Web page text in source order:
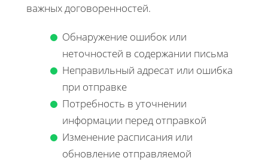
важных договоренностей.
Обнаружение ошибок или
неточностей в содержании письма
Неправильный адресат или ошибка
при отправке
Потребность в уточнении
информации перед отправкой
Изменение расписания или
обновление отправляемой